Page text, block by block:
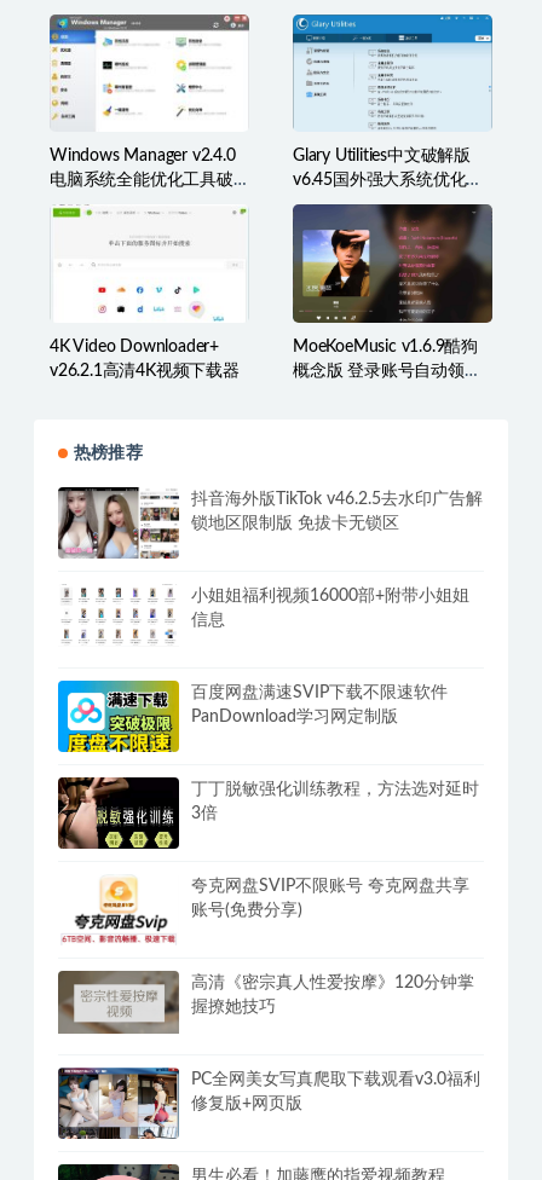
许可版
里塞东西”
Windows Manager v2.4.0
电脑系统全能优化工具破
解版
Glary Utilities中文破解版
v6.45国外强大系统优化百
宝箱
4K Video Downloader+
v26.2.1高清4K视频下载器
MoeKoeMusic v1.6.9酷狗
概念版 登录账号自动领取
热榜推荐
抖音海外版TikTok v46.2.5去水印广告解
锁地区限制版 免拔卡无锁区
小姐姐福利视频16000部+附带小姐姐
信息
百度网盘满速SVIP下载不限速软件
PanDownload学习网定制版
丁丁脱敏强化训练教程，方法选对延时
3倍
夸克网盘SVIP不限账号 夸克网盘共享
账号(免费分享)
高清《密宗真人性爱按摩》120分钟掌
握撩她技巧
PC全网美女写真爬取下载观看v3.0福利
修复版+网页版